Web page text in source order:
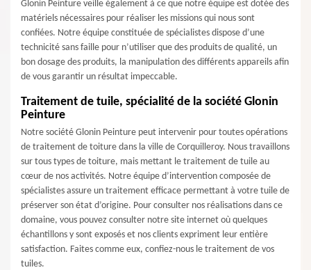
Glonin Peinture veille également à ce que notre équipe est dotée des
matériels nécessaires pour réaliser les missions qui nous sont
confiées. Notre équipe constituée de spécialistes dispose d’une
technicité sans faille pour n’utiliser que des produits de qualité, un
bon dosage des produits, la manipulation des différents appareils afin
de vous garantir un résultat impeccable.
Traitement de tuile, spécialité de la société Glonin
Peinture
Notre société Glonin Peinture peut intervenir pour toutes opérations
de traitement de toiture dans la ville de Corquilleroy. Nous travaillons
sur tous types de toiture, mais mettant le traitement de tuile au
cœur de nos activités. Notre équipe d’intervention composée de
spécialistes assure un traitement efficace permettant à votre tuile de
préserver son état d’origine. Pour consulter nos réalisations dans ce
domaine, vous pouvez consulter notre site internet où quelques
échantillons y sont exposés et nos clients expriment leur entière
satisfaction. Faites comme eux, confiez-nous le traitement de vos
tuiles.